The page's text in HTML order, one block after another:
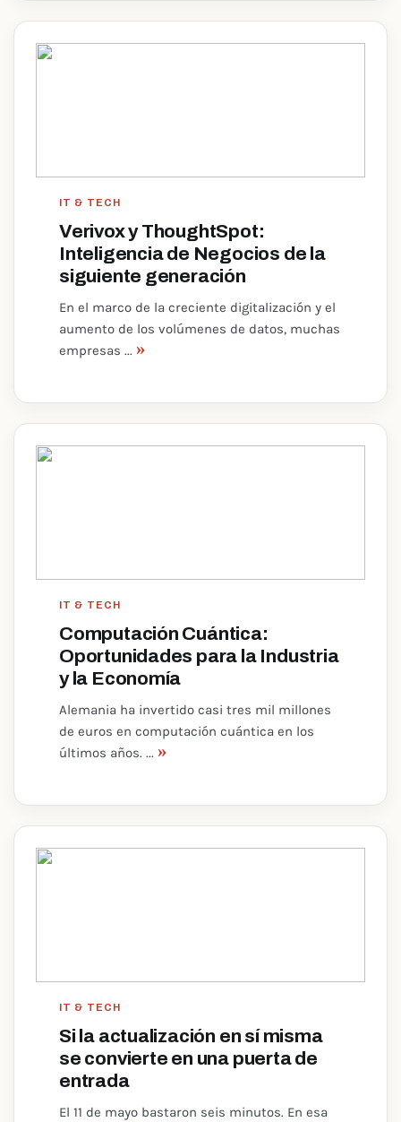
IT & TECH
Verivox y ThoughtSpot:
Inteligencia de Negocios de la
siguiente generación
En el marco de la creciente digitalización y el
aumento de los volúmenes de datos, muchas
empresas ... »
IT & TECH
Computación Cuántica:
Oportunidades para la Industria
y la Economía
Alemania ha invertido casi tres mil millones
de euros en computación cuántica en los
últimos años. ... »
IT & TECH
Si la actualización en sí misma
se convierte en una puerta de
entrada
El 11 de mayo bastaron seis minutos. En esa